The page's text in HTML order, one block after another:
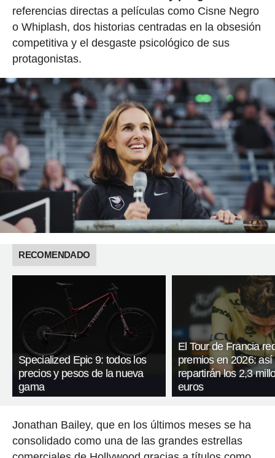
referencias directas a películas como Cisne Negro
o Whiplash, dos historias centradas en la obsesión
competitiva y el desgaste psicológico de sus
protagonistas.
RECOMENDADO
Specialized Epic 9: todos los
precios y pesos de la nueva
gama
El Tour de Francia
premios en 2026: así
repartirán los 2,3
euros
Jonathan Bailey, que en los últimos meses se ha
consolidado como una de las grandes estrellas